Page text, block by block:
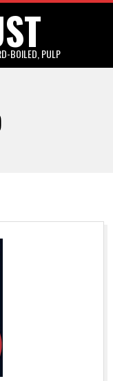
BOILED, PULP